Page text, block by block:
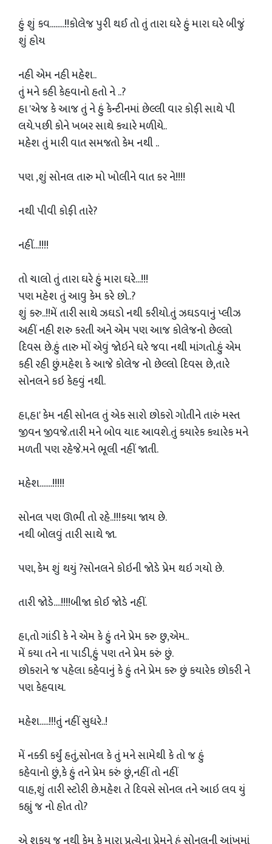
હું શું કવ........!!કોલેજ પુરી થઈ તો તું તારા ઘરે હું મારા ઘરે બીજું
શું હોય
નહી એમ નહી મહેશ..
તું મને કહી કેહવાનો હતો ને ..?
હા 'એજ કે આજ તું ને હું કેન્ટીનમાં છેલ્લી વાર કોફી સાથે પી
લયે.પછી કોને ખબર સાથે ક્યારે મળીયે..
મહેશ તું મારી વાત સમજતો કેમ નથી ..
પણ ,શું સોનલ તારુ મો ખોલીને વાત કર ને!!!!
નથી પીવી કોફી તારે?
નહીં...!!!!
તો ચાલો તું તારા ઘરે હું મારા ઘરે...!!!
પણ મહેશ તું આવુ કેમ કરે છો..?
શું કરુ..!!મેં તારી સાથે ઝઘડો નથી કરીયો.તું ઝઘડવાનું પ્લીઝ
અહીં નહી શરુ કરતી અને એમ પણ આજ કોલેજનો છેલ્લો
દિવસ છે.હું તારુ મોં એવું જોઇને ઘરે જવા નથી માંગતો.હું એમ
કહી રહી છું.મહેશ કે આજે કોલેજ નો છેલ્લો દિવસ છે,તારે
સોનલને કઇ કેહવું નથી.
હા,હા' કેમ નહી સોનલ તું એક સારો છોકરો ગોતીને તારું મસ્ત
જીવન જીવજે.તારી મને બોવ યાદ આવશે.તું કયારેક ક્યારેક મને
મળતી પણ રહેજે.મને ભૂલી નહીં જાતી.
મહેશ.......!!!!!
સોનલ પણ ઊભી તો રહે..!!!કયા જાય છે.
નથી બોલવું તારી સાથે જા.
પણ, કેમ શું થયું ?સોનલને કોઇની જોડે પ્રેમ થઇ ગયો છે.
તારી જોડે....!!!!બીજા કોઈ જોડે નહીં.
હા,તો ગાંડી કે ને એમ કે હું તને પ્રેમ કરુ છુ,એમ..
મેં કયા તને ના પાડી,હું પણ તને પ્રેમ કરું છું.
છોકરાને જ પહેલા કહેવાનું કે હું તને પ્રેમ કરુ છું કયારેક છોકરી ને
પણ કેહવાય.
મહેશ.....!!!તું નહીં સુધરે..!
મેં નક્કી કર્યું હતું,સોનલ કે તું મને સામેથી કે તો જ હું
કહેવાનો છું,કે હું તને પ્રેમ કરું છું,નહીં તો નહીં
વાહ,શું તારી સ્ટોરી છે.મહેશ તે દિવસે સોનલ તને આઇ લવ યું
કહ્યું જ નો હોત તો?